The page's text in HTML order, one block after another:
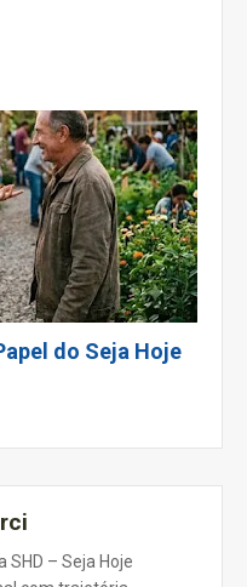
do Seja Hoje
SHD – Seja Hoje